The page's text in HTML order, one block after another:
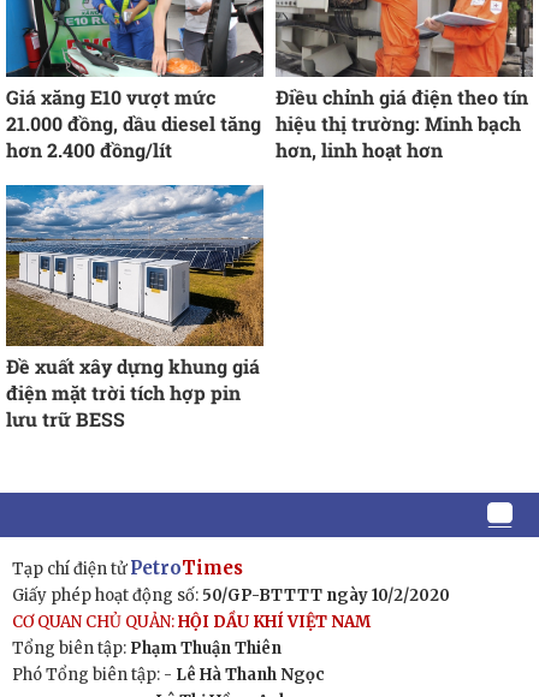
Giá xăng E10 vượt mức
21.000 đồng, dầu diesel tăng
hơn 2.400 đồng/lít
Điều chỉnh giá điện theo tín
hiệu thị trường: Minh bạch
hơn, linh hoạt hơn
Đề xuất xây dựng khung giá
điện mặt trời tích hợp pin
lưu trữ BESS
Tạp chí điện tửPetroTimes
Giấy phép hoạt động số: 50/GP-BTTTT ngày 10/2/2020
CƠ QUAN CHỦ QUẢN:HỘI DẦU KHÍ VIỆT NAM
Tổng biên tập: Phạm Thuận Thiên
Phó Tổng biên tập: - Lê Hà Thanh Ngọc